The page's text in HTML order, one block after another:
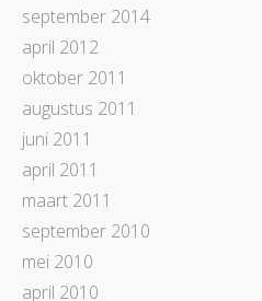
september 2014
april 2012
oktober 2011
augustus 2011
juni 2011
april 2011
maart 2011
september 2010
mei 2010
april 2010